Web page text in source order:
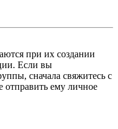
при их создании
Если вы
сначала свяжитесь с
отправить ему личное